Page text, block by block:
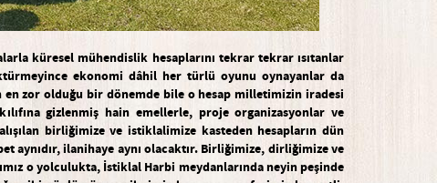
küresel mühendislik hesaplarını tekrar tekrar ısıtanlar
ekonomi dâhil her türlü oyunu oynayanlar da
en zor olduğu bir dönemde bile o hesap milletimizin iradesi
ılıfına gizlenmiş hain emellerle, proje organizasyonlar ve
şılan birliğimize ve istiklalimize kasteden hesapların dün
aynıdır, ilanihaye aynı olacaktır. Birliğimize, dirliğimize ve
ımız o yolculukta, İstiklal Harbi meydanlarında neyin peşinde